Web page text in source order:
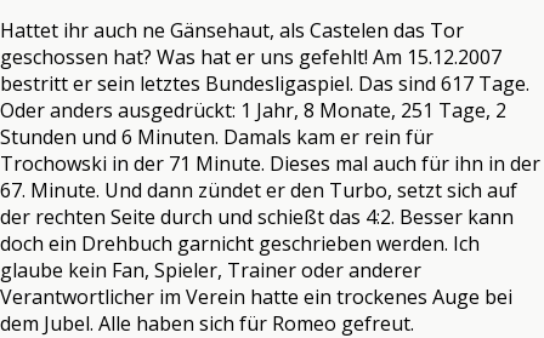
Hattet ihr auch ne Gänsehaut, als Castelen das Tor
geschossen hat? Was hat er uns gefehlt! Am 15.12.2007
bestritt er sein letztes Bundesligaspiel. Das sind 617 Tage.
Oder anders ausgedrückt: 1 Jahr, 8 Monate, 251 Tage, 2
Stunden und 6 Minuten. Damals kam er rein für
Trochowski in der 71 Minute. Dieses mal auch für ihn in der
67. Minute. Und dann zündet er den Turbo, setzt sich auf
der rechten Seite durch und schießt das 4:2. Besser kann
doch ein Drehbuch garnicht geschrieben werden. Ich
glaube kein Fan, Spieler, Trainer oder anderer
Verantwortlicher im Verein hatte ein trockenes Auge bei
dem Jubel. Alle haben sich für Romeo gefreut.